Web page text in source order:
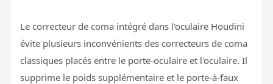
Le correcteur de coma intégré dans l'oculaire Houdini
évite plusieurs inconvénients des correcteurs de coma
classiques placés entre le porte-oculaire et l'oculaire. Il
supprime le poids supplémentaire et le porte-à-faux